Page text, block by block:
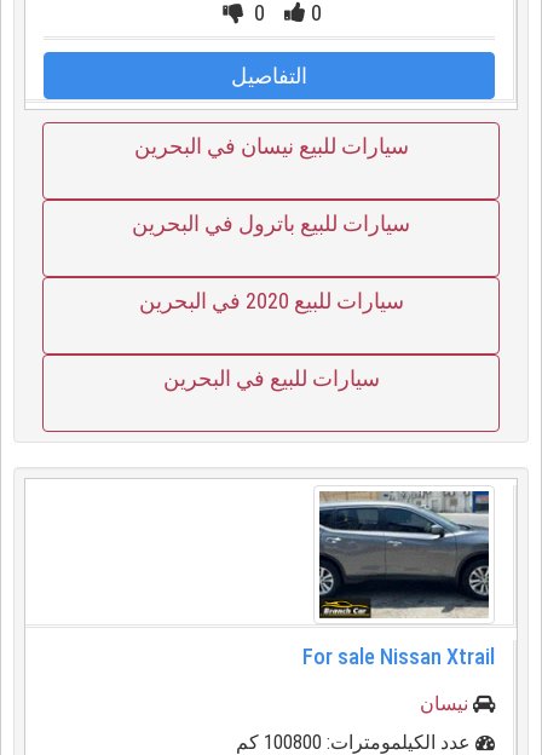
0
0
التفاصيل
سيارات للبيع نيسان في البحرين
سيارات للبيع باترول في البحرين
سيارات للبيع 2020 في البحرين
سيارات للبيع في البحرين
For sale Nissan Xtrail
نيسان
عدد الكيلمومترات: 100800 كم